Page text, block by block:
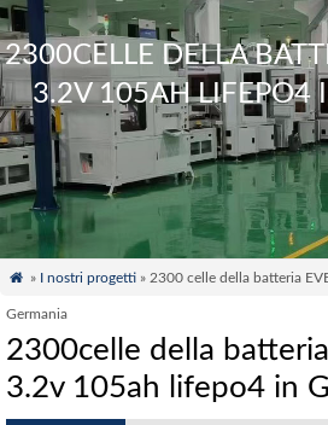
2300CELLE DELLA
3.2V 105AH LIFEPO4
 » I nostri progetti» 2300 celle della batteria
Germania
2300celle della
3.2v 105ah lifepo4 in